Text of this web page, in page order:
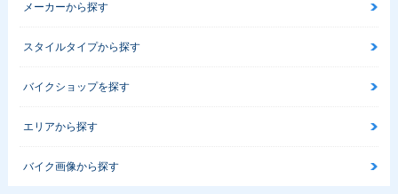
メーカーから探す
スタイルタイプから探す
バイクショップを探す
エリアから探す
バイク画像から探す